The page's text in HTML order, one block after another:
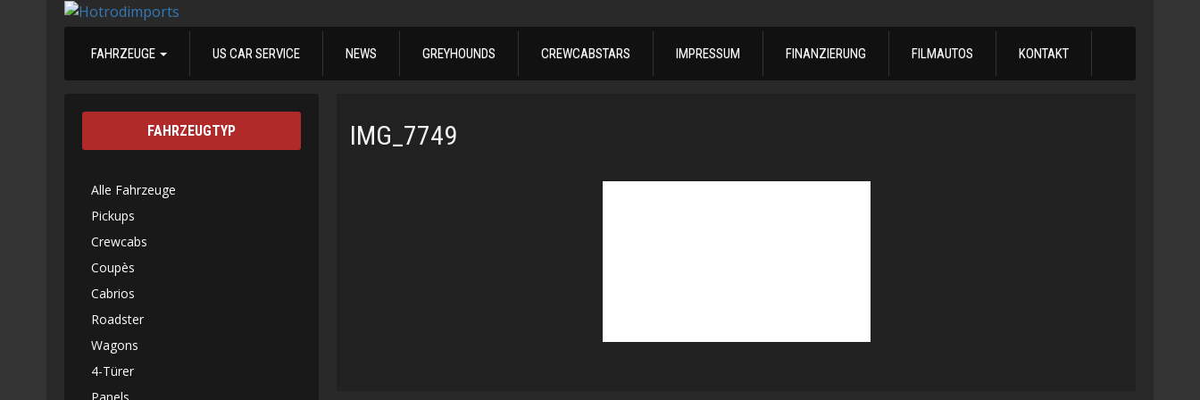
FAHRZEUGE US CAR SERVICE NEWS GREYHOUNDS CREWCABSTARS IMPRESSUM FINANZIERUNG FILMAUTOS KONTAKT
IMG_7749
FAHRZEUGTYP
Alle Fahrzeuge
Pickups
Crewcabs
Coupès
Cabrios
Roadster
Wagons
4-Türer